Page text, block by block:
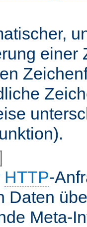
einer
HTTP-
Daten
Meta-